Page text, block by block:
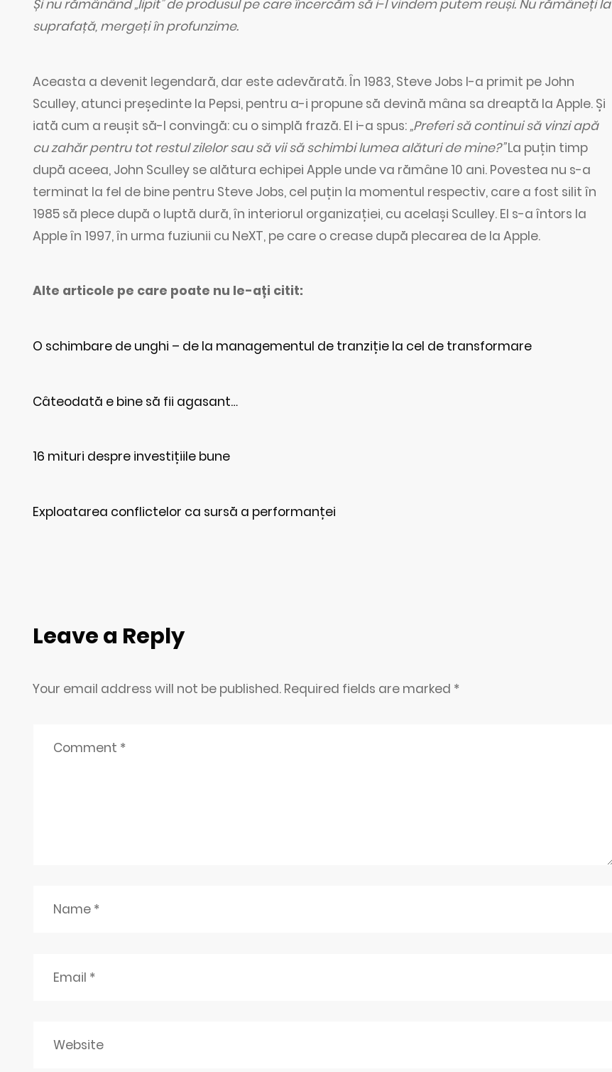
Și nu rămânând „lipit” de produsul pe care încercăm să i-l vindem putem reuși. Nu rămâneți la
suprafață, mergeți în profunzime.
Aceasta a devenit legendară, dar este adevărată. În 1983, Steve Jobs l-a primit pe John
Sculley, atunci președinte la Pepsi, pentru a-i propune să devină mâna sa dreaptă la Apple. Și
iată cum a reușit să-l convingă: cu o simplă frază. El i-a spus:„Preferi să continui să vinzi apă
cu zahăr pentru tot restul zilelor sau să vii să schimbi lumea alături de mine?”La puțin timp
după aceea, John Sculley se alătura echipei Apple unde va rămâne 10 ani. Povestea nu s-a
terminat la fel de bine pentru Steve Jobs, cel puțin la momentul respectiv, care a fost silit în
1985 să plece după o luptă dură, în interiorul organizației, cu același Sculley. El s-a întors la
Apple în 1997, în urma fuziunii cu NeXT, pe care o crease după plecarea de la Apple.
Alte articole pe care poate nu le-ați citit:
O schimbare de unghi – de la managementul de tranziție la cel de transformare
Câteodată e bine să fii agasant…
16 mituri despre investițiile bune
Exploatarea conflictelor ca sursă a performanței
Leave a Reply
Your email address will not be published. Required fields are marked *